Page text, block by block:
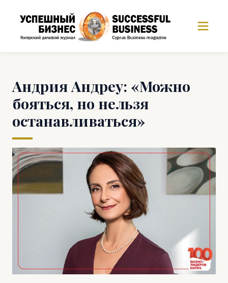
Андрия Андреу: «Можно
бояться, но нельзя
останавливаться»